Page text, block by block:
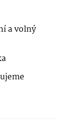
a volný